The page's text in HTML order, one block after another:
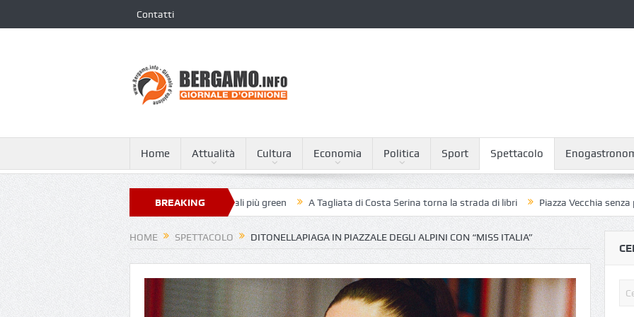
Contatti
Home Attualità Cultura Economia Politica Sport Spettacolo
BREAKING
NEWS
Giovanni XXIII nella classifica dei 250 ospedali più green A Tagliata di Costa Serina torna la strada di libri Piazza Vecchia senza piccioni:
HOME SPETTACOLO DITONELLAPIAGA IN PIAZZALE DEGLI ALPINI CON “MISS ITALIA”